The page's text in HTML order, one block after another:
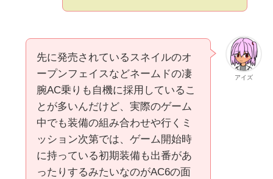
アイズ
先に発売されているスネイルのオ
ープンフェイスなどネームドの凄
腕AC乗りも自機に採用しているこ
とが多いんだけど、実際のゲーム
中でも装備の組み合わせや行くミ
ッション次第では、ゲーム開始時
に持っている初期装備も出番があ
ったりするみたいなのがAC6の面